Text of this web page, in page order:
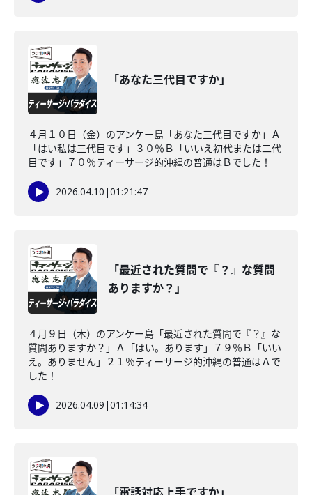
「あなた三代目ですか」
４月１０日（金）のアンケー島「あなた三代目ですか」Ａ
「はい私は三代目です」３０％Ｂ「いいえ初代または二代
目です」７０％ティーサージ的沖縄の普通はＢでした！
2026.04.10 |01:21:47
「最近された質問で『？』な質問
ありますか？」
４月９日（木）のアンケー島「最近された質問で『？』な
質問ありますか？」Ａ「はい。あります」７９％Ｂ「いい
え。ありません」２１％ティーサージ的沖縄の普通はＡで
した！
2026.04.09 |01:14:34